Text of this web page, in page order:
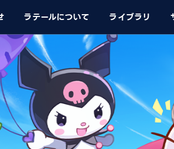
ラテールについて ライブラリ